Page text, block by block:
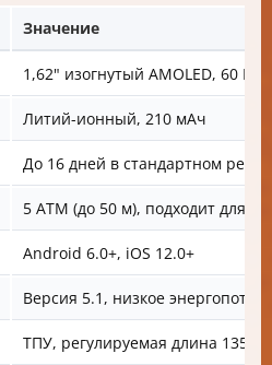
Значение
1,62" изогнутый AMOLED, 60 Гц
Литий-ионный, 210 мАч
До 16 дней в стандартном
5 ATM (до 50 м), подходит для
Android 6.0+, iOS 12.0+
Версия 5.1, низкое
ТПУ, регулируемая длина